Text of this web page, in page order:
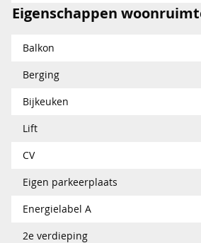
Eigenschappen
Balkon
Berging
Bijkeuken
Lift
CV
Eigen parkeerplaats
Energielabel A
2e verdieping